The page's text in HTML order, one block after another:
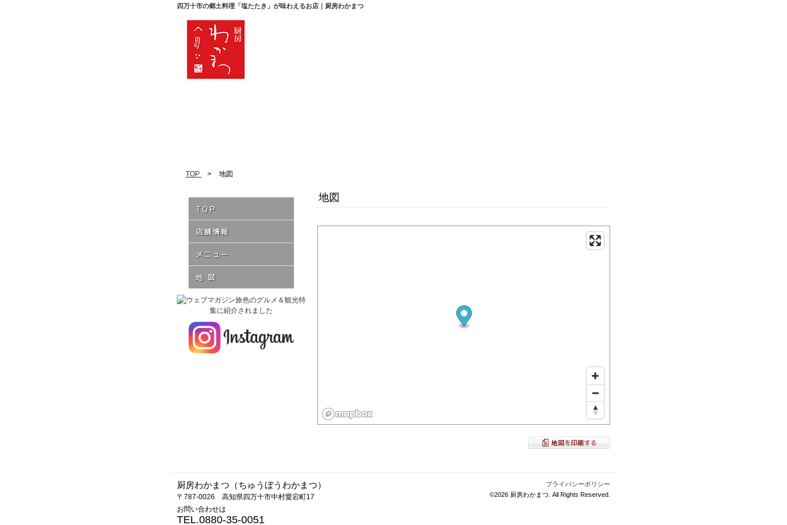
四万十市の郷土料理「塩たたき」が味わえるお店｜厨房わかまつ
TOP > 地図
地図
厨房わかまつ（ちゅうぼうわかまつ）
〒787-0026 高知県四万十市中村愛宕町17
お問い合わせは
TEL.0880-35-0051
プライバシーポリシー
©2026 厨房わかまつ. All Rights Reserved.